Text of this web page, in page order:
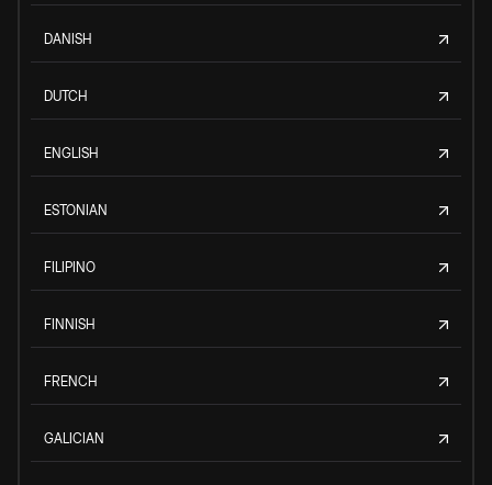
DANISH
DUTCH
ENGLISH
ESTONIAN
FILIPINO
FINNISH
FRENCH
GALICIAN